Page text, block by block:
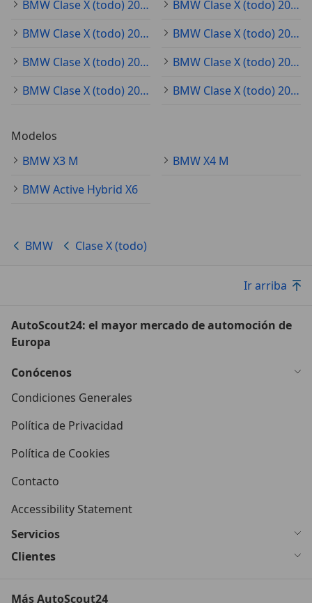
BMW Clase X (todo) 2018
BMW Clase X (todo) 2025
BMW Clase X (todo) 2023
BMW Clase X (todo) 2024
BMW Clase X (todo) 2017
BMW Clase X (todo) 2026
BMW Clase X (todo) 2016
BMW Clase X (todo) 2015
Modelos
BMW X3 M
BMW X4 M
BMW Active Hybrid X6
BMW Clase X (todo)
Ir arriba
AutoScout24: el mayor mercado de automoción de
Europa
Conócenos
Condiciones Generales
Política de Privacidad
Política de Cookies
Contacto
Accessibility Statement
Servicios
Clientes
Más AutoScout24